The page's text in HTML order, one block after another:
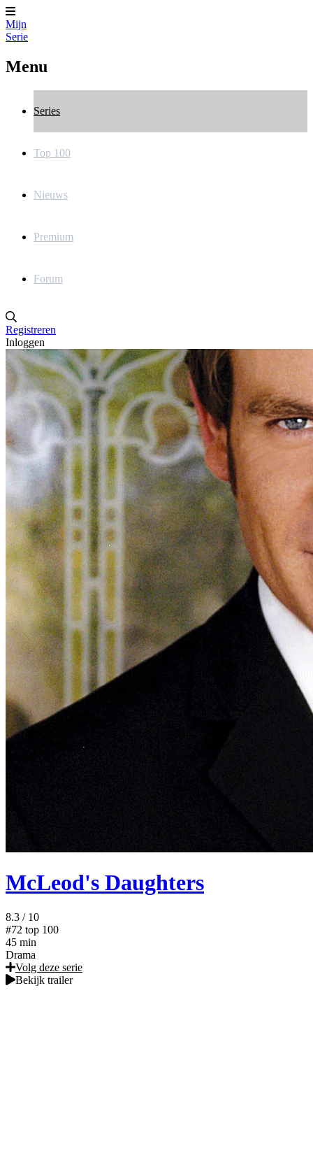
Mijn
Serie
Menu
Series
Top 100
Nieuws
Premium
Forum
Registreren
Inloggen
McLeod's Daughters
8.3 / 10
#72 top 100
45 min
Drama
Volg deze serie
Bekijk trailer